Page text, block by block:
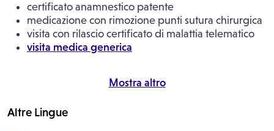
certificato anamnestico patente
medicazione con rimozione punti sutura chirurgica
visita con rilascio certificato di malattia telematico
visita medica generica
Mostra altro
Altre Lingue